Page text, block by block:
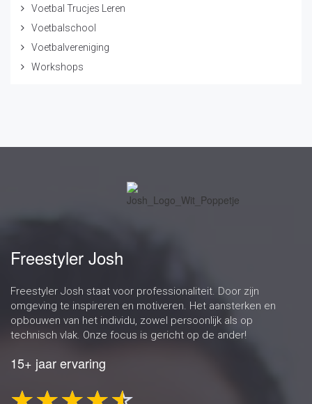
Voetbal Trucjes Leren
Voetbalschool
Voetbalvereniging
Workshops
Freestyler Josh
Freestyler Josh staat voor professionaliteit. Door zijn
omgeving te inspireren en motiveren. Het aansterken en
opbouwen van het individu, zowel persoonlijk als op
technisch vlak. Onze focus is gericht op de ander!
15+ jaar ervaring